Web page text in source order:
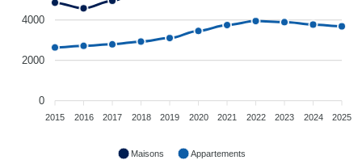
4000
2000
0
2015 2016 2017 2018 2019 2020 2021 2022 2023 2024 2025
Maisons Appartements